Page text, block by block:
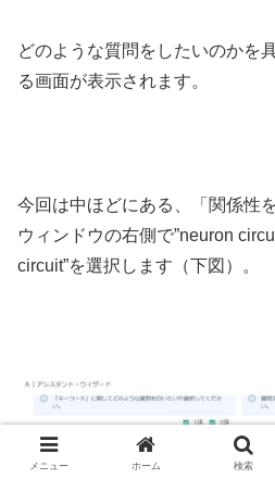
どのような質問をしたいのかを
る画面が表示されます。
今回は中ほどにある、「関係性
ウィンドウの右側で”neuron
circuit”を選択します（下図）。
メニュー ホーム 検索